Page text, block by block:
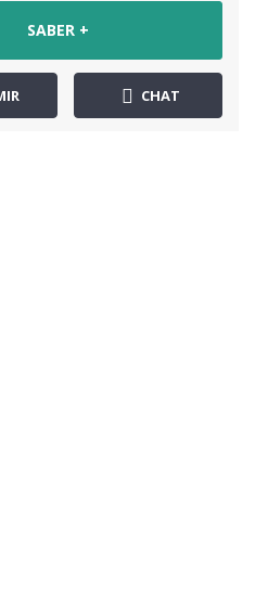
SABER +
CHAT